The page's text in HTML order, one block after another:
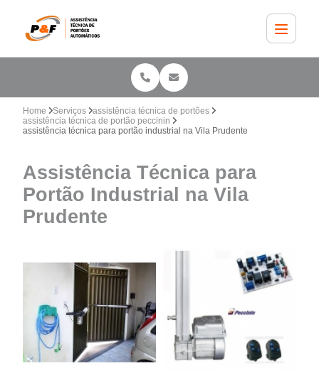
Home Serviços
assistência técnica de portões
assistência técnica de portão peccinin
assistência técnica para portão industrial na Vila Prudente
Assistência Técnica para
Portão Industrial na Vila
Prudente